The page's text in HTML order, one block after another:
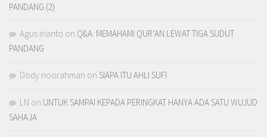
PANDANG (2)
Agus irianto on Q&A: MEMAHAMI QUR’AN LEWAT TIGA SUDUT
PANDANG
Dody noorahman on SIAPA ITU AHLI SUFI
LN on UNTUK SAMPAI KEPADA PERINGKAT HANYA ADA SATU WUJUD
SAHAJA